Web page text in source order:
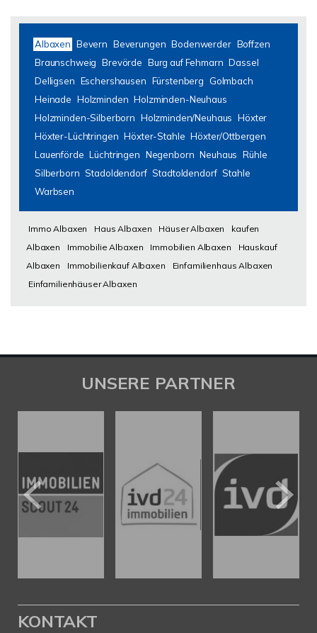
Albaxen Bevern Beverungen Bodenwerder Boffzen
Braunschweig Brevörde Burg auf Fehmarn Dassel
Delligsen Eschershausen Fürstenberg
Golmbach
Heinade Holzminden Holzminden-Neuhaus
Holzminden-Silberborn Holzminden/Neuhaus Höxter
Höxter-Lüchtringen Höxter-Stahle Höxter/Ottbergen
Lauenförde Lüchtringen Negenborn Neuhaus Rühle
Silberborn Stadoldendorf Stadtoldendorf Stahle
Warbsen
Immo Albaxen Haus Albaxen Häuser Albaxen
kaufen
Albaxen
Immobilie Albaxen Immobilien Albaxen
Hauskauf
Albaxen
Immobilienkauf Albaxen
Einfamilienhaus Albaxen
Einfamilienhäuser Albaxen
UNSERE PARTNER
KONTAKT